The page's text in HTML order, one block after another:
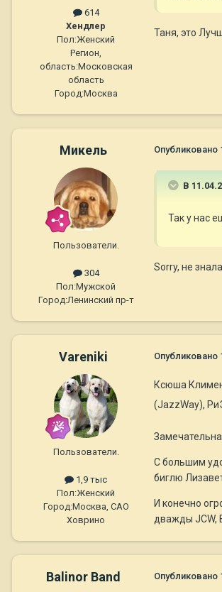
614
Хендлер
Пол:Женский
Регион,
область:Московская
область
Город:Москва
Таня, это
Микель
Пользователи.
304
Пол:Мужской
Город:Ленинский пр-т
Опубликовано
В
Так у нас
Sorry, не
Vareniki
Пользователи.
1,9 тыс
Пол:Женский
Город:Москва, САО
Ховрино
Опубликовано
Ксюша
(JazzWay),
С большим
биглю
И конечно
дважды JCW,
Balinor Band Опубликовано